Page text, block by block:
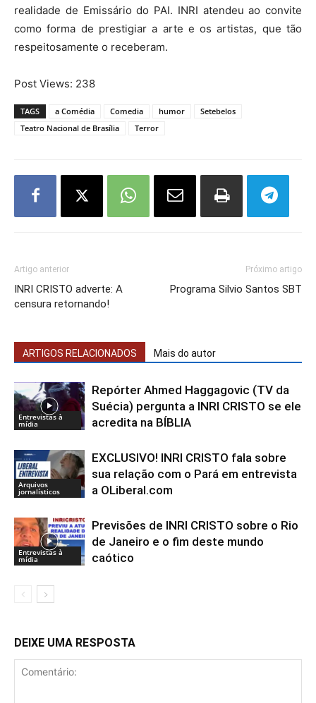
realidade de Emissário do PAI. INRI atendeu ao convite
como forma de prestigiar a arte e os artistas, que tão
respeitosamente o receberam.
Post Views: 238
TAGS a Comédia Comedia humor
Setebelos
Teatro Nacional de Brasília
Terror
Artigo anterior
INRI CRISTO adverte: A
censura retornando!
Próximo artigo
Programa Silvio Santos SBT
ARTIGOS RELACIONADOS Mais do autor
Entrevistas à
mídia
Repórter Ahmed Haggagovic (TV da
Suécia) pergunta a INRI CRISTO se ele
acredita na BÍBLIA
Arquivos
jornalísticos
EXCLUSIVO! INRI CRISTO fala sobre
sua relação com o Pará em entrevista
a OLiberal.com
Entrevistas à
mídia
Previsões de INRI CRISTO sobre o Rio
de Janeiro e o fim deste mundo
caótico
DEIXE UMA RESPOSTA